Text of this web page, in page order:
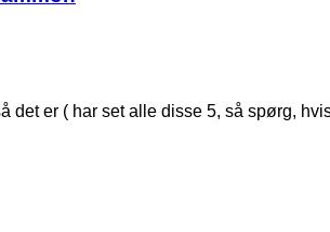
det er ( har set alle disse 5, så spørg,